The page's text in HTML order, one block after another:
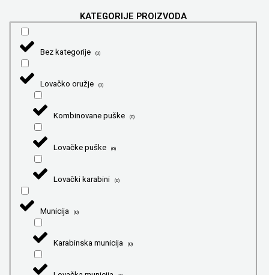
KATEGORIJE PROIZVODA
Bez kategorije (0)
Lovačko oružje (0)
Kombinovane puške (0)
Lovačke puške (0)
Lovački karabini (0)
Municija (0)
Karabinska municija (0)